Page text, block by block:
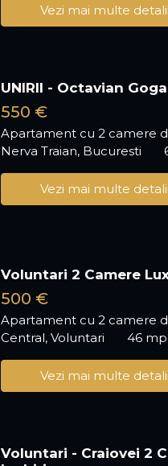
Vezi mai multe detalii
UNIRII - Octavian
550 €
Apartament cu 2 camere
Nerva Traian, Bucuresti
Vezi mai multe detalii
Voluntari 2 Camere
500 €
Apartament cu 2 camere
Central, Voluntari
46 mp
Vezi mai multe detalii
Voluntari - Craiovei 2